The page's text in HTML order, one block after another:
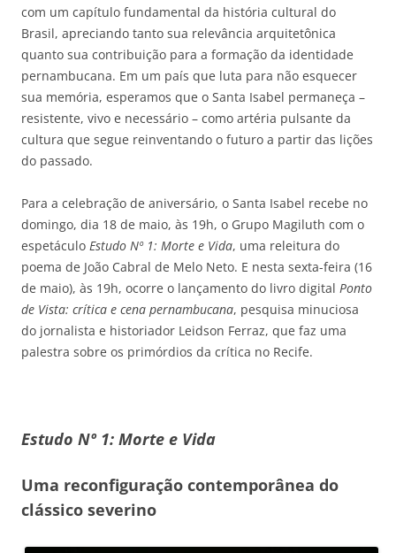
com um capítulo fundamental da história cultural do
Brasil, apreciando tanto sua relevância arquitetônica
quanto sua contribuição para a formação da identidade
pernambucana. Em um país que luta para não esquecer
sua memória, esperamos que o Santa Isabel permaneça –
resistente, vivo e necessário – como artéria pulsante da
cultura que segue reinventando o futuro a partir das lições
do passado.
Para a celebração de aniversário, o Santa Isabel recebe no
domingo, dia 18 de maio, às 19h, o Grupo Magiluth com o
espetáculo Estudo Nº 1: Morte e Vida, uma releitura do
poema de João Cabral de Melo Neto. E nesta sexta-feira (16
de maio), às 19h, ocorre o lançamento do livro digital Ponto
de Vista: crítica e cena pernambucana, pesquisa minuciosa
do jornalista e historiador Leidson Ferraz, que faz uma
palestra sobre os primórdios da crítica no Recife.
Estudo Nº 1: Morte e Vida
Uma reconfiguração contemporânea do
clássico severino